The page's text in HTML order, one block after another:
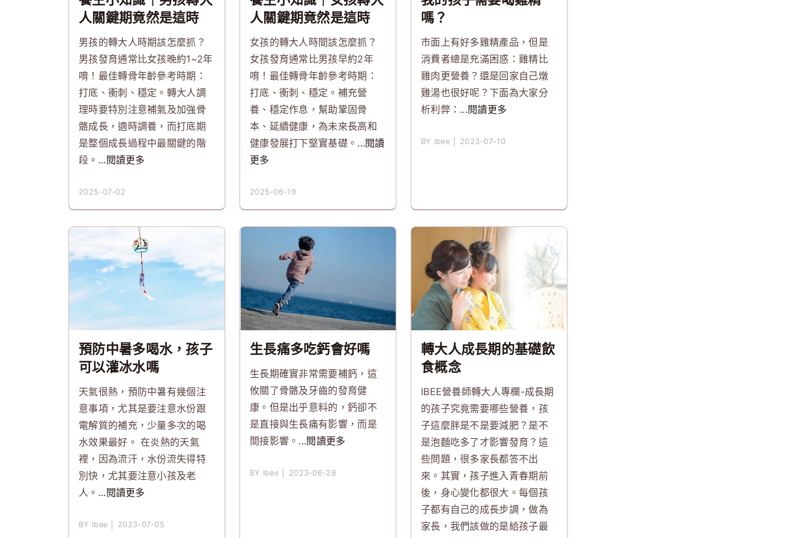
人關鍵期竟然是這時
候？你抓對了嗎？
男孩的轉大人時期該怎麼抓？
男孩發育通常比女孩晚約1~2年
唷！最佳轉骨年齡參考時期：
打底、衝刺、穩定。轉大人調
理時要特別注意補氣及加強骨
骼成長，適時調養，而打底期
是整個成長過程中最關鍵的階
段。 ...閱讀更多
2025-07-02
人關鍵期竟然是這時
候？你抓對了嗎？
女孩的轉大人時間該怎麼抓？
女孩發育通常比男孩早約2年
唷！最佳轉骨年齡參考時期：
打底、衝刺、穩定。補充營
養、穩定作息，幫助鞏固骨
本、延續健康，為未來長高和
健康發展打下堅實基礎。 ...閱讀
更多
2025-06-19
嗎？
市面上有好多雞精產品，但是
消費者總是充滿困惑：雞精比
雞肉更營養？還是回家自己燉
雞湯也很好呢？下面為大家分
析利弊： ...閱讀更多
BY Ibee │ 2023-07-10
預防中暑多喝水，孩子
可以灌冰水嗎
天氣很熱，預防中暑有幾個注
意事項，尤其是要注意水份跟
電解質的補充，少量多次的喝
水效果最好。 在炎熱的天氣
裡，因為流汗，水份流失得特
別快，尤其要注意小孩及老
人。 ...閱讀更多
BY Ibee │ 2023-07-05
生長痛多吃鈣會好嗎
生長期確實非常需要補鈣，這
攸關了骨骼及牙齒的發育健
康。但是出乎意料的，鈣卻不
是直接與生長痛有影響，而是
間接影響。 ...閱讀更多
BY Ibee │ 2023-06-28
轉大人成長期的基礎飲
食概念
IBEE營養師轉大人專欄-成長期
的孩子究竟需要哪些營養，孩
子這麼胖是不是要減肥？是不
是泡麵吃多了才影響發育？這
些問題，很多家長都答不出
來。其實，孩子進入青春期前
後，身心變化都很大。每個孩
子都有自己的成長步調，做為
家長，我們該做的是給孩子最